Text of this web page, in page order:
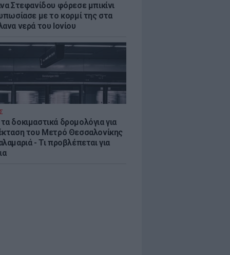
Στεφανίδου φόρεσε μπικίνι
με το κορμί της στα
νερά του Ιονίου
δοκιμαστικά δρομολόγια για
του Μετρό Θεσσαλονίκης
- Τι προβλέπεται για